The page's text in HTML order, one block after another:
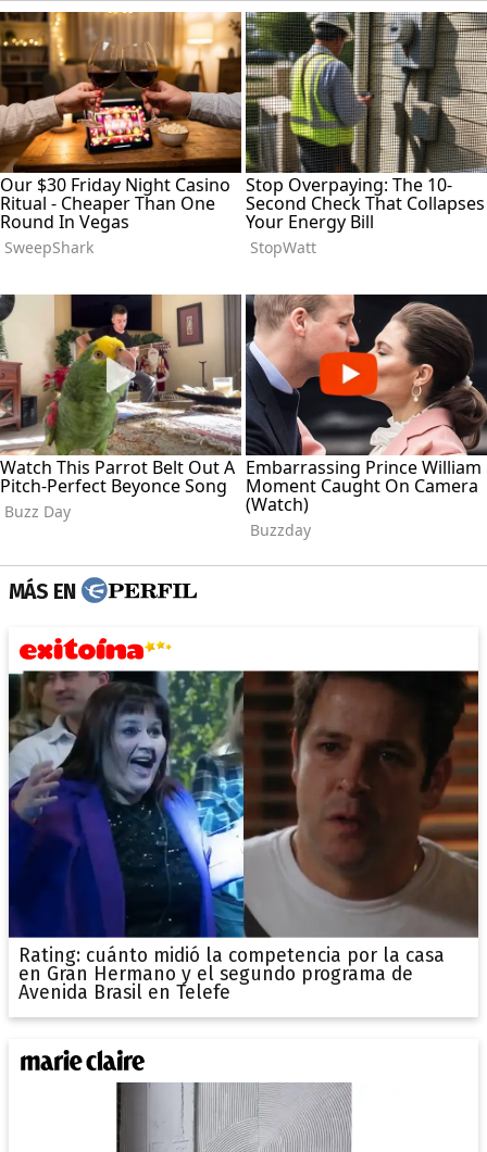
MÁS EN
Rating: cuánto midió la competencia por la casa
en Gran Hermano y el segundo programa de
Avenida Brasil en Telefe